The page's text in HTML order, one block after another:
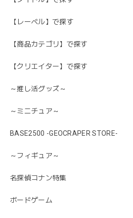
【レーベル】で探す
【商品カテゴリ】で探す
【クリエイター】で探す
～推し活グッズ～
～ミニチュア～
BASE2500 -GEOCRAPER STORE-
～フィギュア～
名探偵コナン特集
ボードゲーム